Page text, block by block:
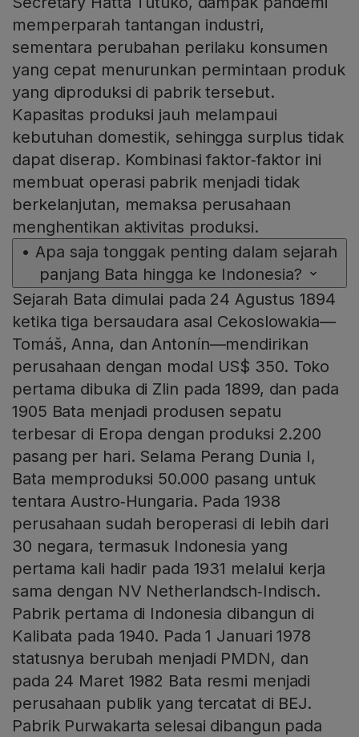
memperparah tantangan industri,
sementara perubahan perilaku konsumen
yang cepat menurunkan permintaan produk
yang diproduksi di pabrik tersebut.
Kapasitas produksi jauh melampaui
kebutuhan domestik, sehingga surplus tidak
dapat diserap. Kombinasi faktor‑faktor ini
membuat operasi pabrik menjadi tidak
berkelanjutan, memaksa perusahaan
menghentikan aktivitas produksi.
• Apa saja tonggak penting dalam sejarah
panjang Bata hingga ke Indonesia?
Sejarah Bata dimulai pada 24 Agustus 1894
ketika tiga bersaudara asal Cekoslowakia—
Tomáš, Anna, dan Antonín—mendirikan
perusahaan dengan modal US$ 350. Toko
pertama dibuka di Zlin pada 1899, dan pada
1905 Bata menjadi produsen sepatu
terbesar di Eropa dengan produksi 2.200
pasang per hari. Selama Perang Dunia I,
Bata memproduksi 50.000 pasang untuk
tentara Austro‑Hungaria. Pada 1938
perusahaan sudah beroperasi di lebih dari
30 negara, termasuk Indonesia yang
pertama kali hadir pada 1931 melalui kerja
sama dengan NV Netherlandsch‑Indisch.
Pabrik pertama di Indonesia dibangun di
Kalibata pada 1940. Pada 1 Januari 1978
statusnya berubah menjadi PMDN, dan
pada 24 Maret 1982 Bata resmi menjadi
perusahaan publik yang tercatat di BEJ.
Pabrik Purwakarta selesai dibangun pada